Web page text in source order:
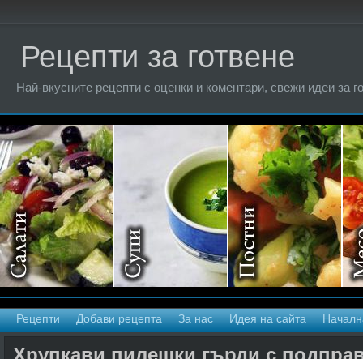
Рецепти за готвене
Най-вкусните рецепти с оценки и коментари, свежи идеи за
Рецепти Добави рецепта За нас Идея на сайта
Хрупкави пилешки гърди с